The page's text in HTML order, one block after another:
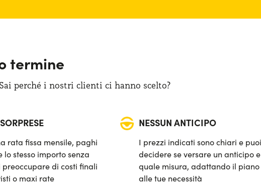
termine
perché i nostri clienti ci hanno scelto?
rata fissa mensile, paghi
lo stesso importo senza
preoccupare di costi finali
o maxi rate
NESSUN ANTICIPO
I prezzi indicati sono chiari e puoi
decidere se versare un anticipo
quale misura, adattando il piano
alle tue necessità